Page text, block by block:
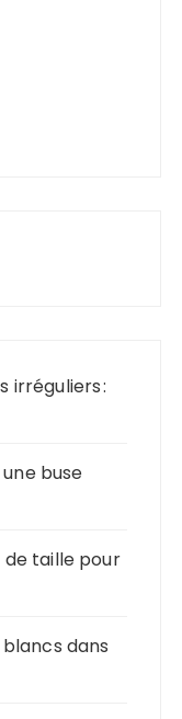
irréguliers :
buse
taille pour
dans